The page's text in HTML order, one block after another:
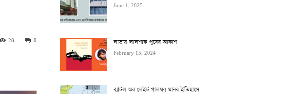
0
28
June 1, 2025
লাভায় লালশাক পুবের আকাশ
February 15, 2024
ব্যাটল অব লেইট গালফঃ মানব ইতিহাসে